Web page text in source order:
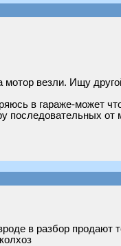
мотор везли. Ищу
в гараже-может
последовательных от
в разбор